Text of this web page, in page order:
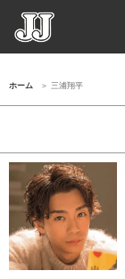
ホーム 三浦翔平